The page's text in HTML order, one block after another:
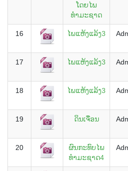
ໂດຍໄພ
ທຳມະຊາດ
16 ໄພແຫ້ງແລ້ງ3
17 ໄພແຫ້ງແລ້ງ3
18 ໄພແຫ້ງແລ້ງ3
19 ດິນເຈື່ອນ
20
ຜົນກະທົບໄພ
ທຳມະຊາດ4